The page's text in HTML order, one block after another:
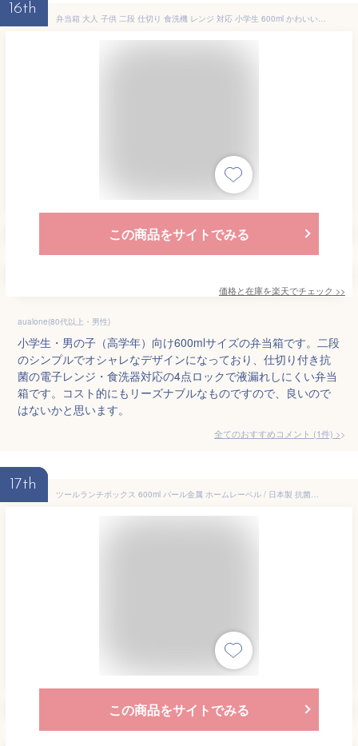
16th
弁当箱 大人 子供 二段 仕切り 食洗機 レンジ 対応 小学生 600ml かわいい スケーター skater PFLW4AG 抗菌 カラフルピーチ からふるピーチ 女の子 男の子【レディース 4点ロック お弁当箱 ドーム型 子ども キッズ 漏れない】
この商品をサイトでみる
価格と在庫を楽天でチェック >>
aualone(80代以上・男性)
小学生・男の子（高学年）向け600mlサイズの弁当箱です。二段
のシンプルでオシャレなデザインになっており、仕切り付き抗
菌の電子レンジ・食洗器対応の4点ロックで液漏れしにくい弁当
箱です。コスト的にもリーズナブルなものですので、良いので
はないかと思います。
全てのおすすめコメント (1件) >
17th
ツールランチボックス 600ml パール金属 ホームレーベル / 日本製 抗菌加工 1段 お弁当箱 ランチボックス メンズ用 男性用 大容量 かっこいい 立体蓋形状 密閉 仕切り付 ブラック ネイビー ホワイト /
この商品をサイトでみる